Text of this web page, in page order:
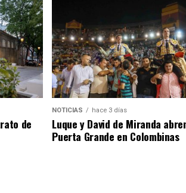
de
NOTICIAS hace 3 días
Luque y David de Miranda
Puerta Grande en Colombinas